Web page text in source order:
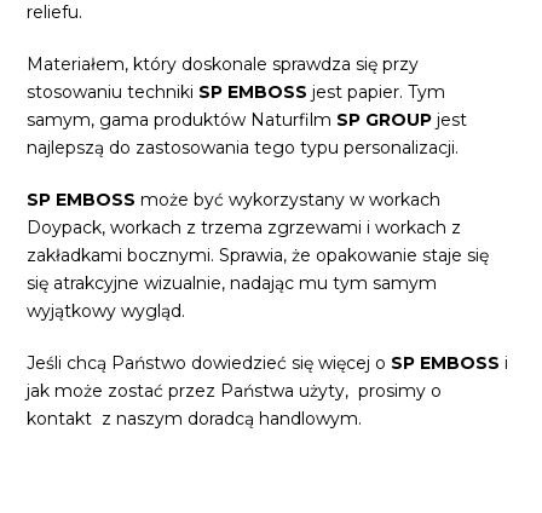
reliefu.
Materiałem, który doskonale sprawdza się przy
stosowaniu techniki SP EMBOSS jest papier. Tym
samym, gama produktów Naturfilm SP GROUPjest
najlepszą do zastosowania tego typu personalizacji.
SP EMBOSS może być wykorzystany w workach
Doypack, workach z trzema zgrzewami i workach z
zakładkami bocznymi. Sprawia, że opakowanie staje się
się atrakcyjne wizualnie, nadając mu tym samym
wyjątkowy wygląd.
Jeśli chcą Państwo dowiedzieć się więcej o SP EMBOSSi
jak może zostać przez Państwa użyty, prosimy o
kontakt z naszym doradcą handlowym.